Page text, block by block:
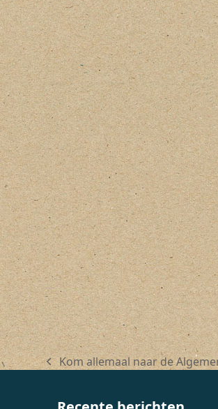
previous
Kom allemaal naar de